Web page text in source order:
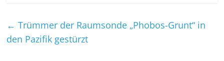
← Trümmer der Raumsonde „Phobos-Grunt“ in
den Pazifik gestürzt